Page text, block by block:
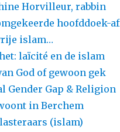
Horvilleur, rabbin
hoofddoek-
islam…
laïcité en de islam
God of gewoon gek
Gender Gap & Religion
in Berchem
(islam)